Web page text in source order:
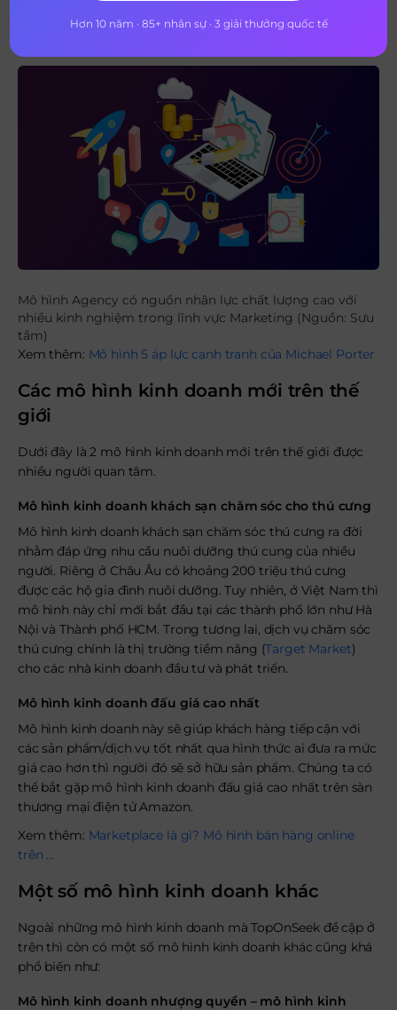
đáo, thu hút sự quan tâm của đông đảo người xem được
sản xuất bởi doanh nghiệp Agency – Dentsu Aegis.
Mô hình Agency có nguồn nhân lực chất lượng cao với
nhiều kinh nghiệm trong lĩnh vực Marketing (Nguồn: Sưu
tầm)
Xem thêm: Mô hình 5 áp lực cạnh tranh của Michael Porter
Các mô hình kinh doanh mới trên thế
giới
Dưới đây là 2 mô hình kinh doanh mới trên thế giới được
nhiều người quan tâm.
Mô hình kinh doanh khách sạn chăm sóc cho thú cưng
Mô hình kinh doanh khách sạn chăm sóc thú cưng ra đời
nhằm đáp ứng nhu cầu nuôi dưỡng thú cung của nhiều
người. Riêng ở Châu Âu có khoảng 200 triệu thú cưng
được các hộ gia đình nuôi dưỡng. Tuy nhiên, ở Việt Nam thì
mô hình này chỉ mới bắt đầu tại các thành phố lớn như Hà
Nội và Thành phố HCM. Trong tương lai, dịch vụ chăm sóc
thú cưng chính là thị trường tiềm năng (Target Market)
cho các nhà kinh doanh đầu tư và phát triển.
Mô hình kinh doanh đấu giá cao nhất
Mô hình kinh doanh này sẽ giúp khách hàng tiếp cận với
các sản phẩm/dịch vụ tốt nhất qua hình thức ai đưa ra mức
giá cao hơn thì người đó sẽ sở hữu sản phẩm. Chúng ta có
thể bắt gặp mô hình kinh doanh đấu giá cao nhất trên sàn
thương mại điện tử Amazon.
Xem thêm: Marketplace là gì? Mô hình bán hàng online
trên …
Một số mô hình kinh doanh khác
Ngoài những mô hình kinh doanh mà TopOnSeek đề cập ở
trên thì còn có một số mô hình kinh doanh khác cũng khá
phổ biến như:
Mô hình kinh doanh nhượng quyền – mô hình kinh
Hơn 10 năm · 85+ nhân sự · 3 giải thưởng quốc tế